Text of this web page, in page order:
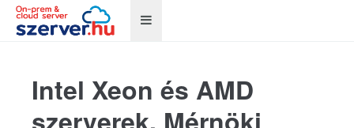
Intel Xeon és AMD